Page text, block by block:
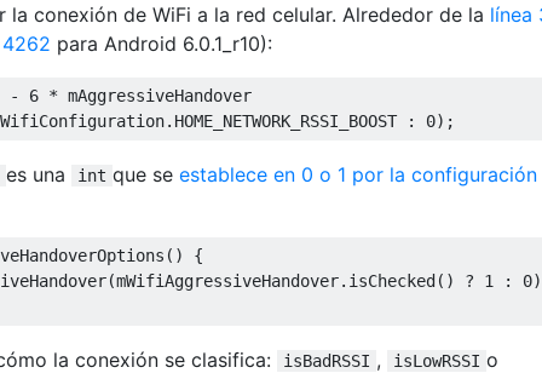
conexión de WiFi a la red celular. Alrededor de la línea
para Android 6.0.1_r10):
* mAggressiveHandover
es una int que se establece en 0 o 1 por la configuración
{
? 1 :
la conexión se clasifica: isBadRSSI , isLowRSSI o